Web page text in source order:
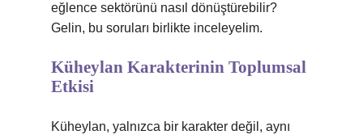
eğlence sektörünü nasıl dönüştürebilir?
Gelin, bu soruları birlikte inceleyelim.
Küheylan Karakterinin Toplumsal
Etkisi
Küheylan, yalnızca bir karakter değil, aynı